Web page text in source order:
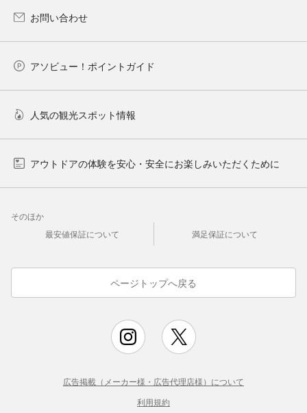
お問い合わせ
アソビュー！ポイントガイド
人気の観光スポット情報
アウトドアの体験を安心・安全にお楽しみいただくために
そのほか
最安値保証について
満足保証について
ページトップへ戻る
広告掲載（メーカー様・広告代理店様）について
利用規約